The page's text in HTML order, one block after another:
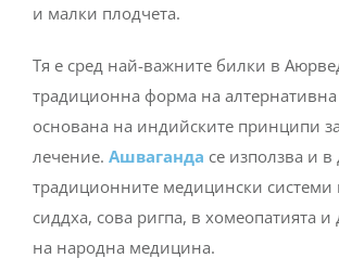
и малки плодчета.
Тя е сред най-важните билки в А
традиционна форма на
основана на индийските принципи
лечение. Ашваганда се използва и в
традиционните медицински системи
сиддха, сова ригпа, в хомеопатията
на народна медицина.